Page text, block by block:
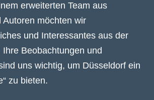
erweiterten Team aus
Autoren möchten wir
und Interessantes aus der
Beobachtungen und
uns wichtig, um Düsseldorf ein
zu bieten.